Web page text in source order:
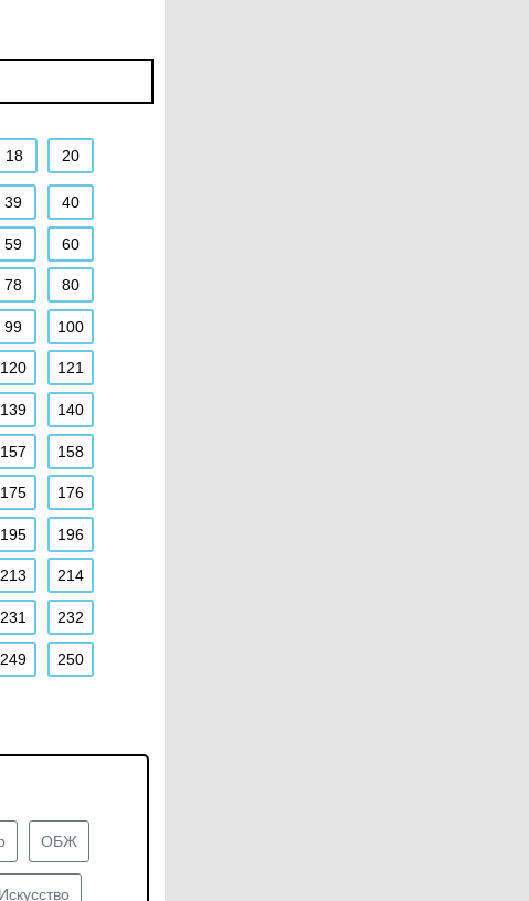
18 20
39 40
59 60
78 80
99 100
120 121
139 140
157 158
175 176
195 196
213 214
231 232
249 250
ОБЖ
Искусство